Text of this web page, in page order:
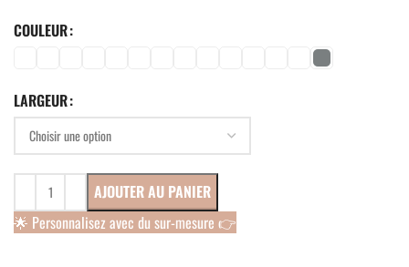
COULEUR
LARGEUR
AJOUTER AU PANIER
🌟 Personnalisez avec du sur-mesure 👉